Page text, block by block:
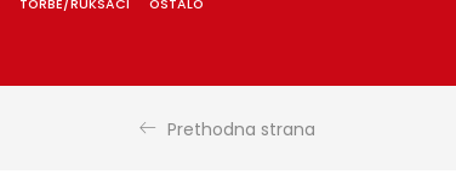
TORBE/RUKSACI OSTALO
Prethodna strana